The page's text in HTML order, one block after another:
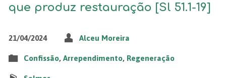
que produz restauração [Sl 51.1-19]
21/04/2024 Alceu Moreira
Confissão, Arrependimento, Regeneração